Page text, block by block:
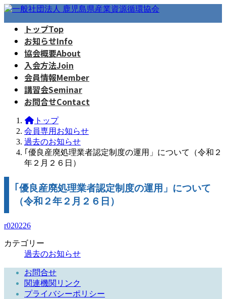
コ
ナ
トップTop
お知らせInfo
協会概要About
入会方法Join
会員情報Member
講習会Seminar
お問合せContact
トップ
会員専用お知らせ
過去のお知らせ
｢優良産廃処理業者認定制度の運用」について（令和２
年２月２６日）
｢優良産廃処理業者認定制度の運用」について
（令和２年２月２６日）
r020226
カテゴリー
過去のお知らせ
お問合せ
関連機関リンク
プライバシーポリシー